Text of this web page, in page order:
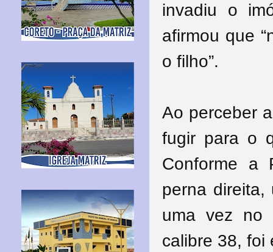
invadiu o
afirmou que
o filho”.
Ao perceber
fugir para o
Conforme a
perna
uma vez no
calibre 38, foi